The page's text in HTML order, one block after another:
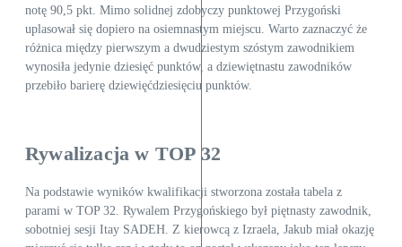
notę 90,5 pkt. Mimo solidnej zdobyczy punktowej Przygoński
uplasował się dopiero na osiemnastym miejscu. Warto zaznaczyć że
różnica między pierwszym a dwudziestym szóstym zawodnikiem
wynosiła jedynie dziesięć punktów, a dziewiętnastu zawodników
przebiło barierę dziewięćdziesięciu punktów.
Rywalizacja w TOP 32
Na podstawie wyników kwalifikacji stworzona została tabela z
parami w TOP 32. Rywalem Przygońskiego był piętnasty zawodnik,
sobotniej sesji Itay SADEH. Z kierowcą z Izraela, Jakub miał okazję